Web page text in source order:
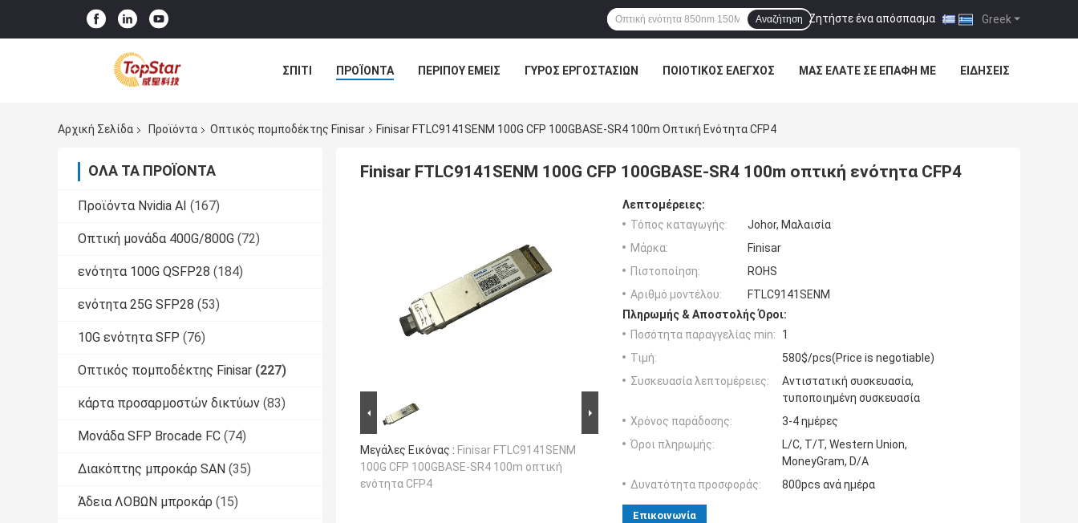
Greek
Ζητήστε ένα απόσπασμα |
Αναζήτηση
ΣΠΊΤΙ ΠΡΟΪΌΝΤΑ ΠΕΡΊΠΟΥ ΕΜΕΊΣ ΓΎΡΟΣ ΕΡΓΟΣΤΑΣΊΩΝ ΠΟΙΟΤΙΚΌΣ ΈΛΕΓΧΟΣ ΜΑΣ ΕΛΆΤΕ ΣΕ ΕΠΑΦΉ ΜΕ ΕΙΔΉΣΕΙΣ
Αρχική Σελίδα Προϊόντα Οπτικός πομποδέκτης Finisar Finisar FTLC9141SENM 100G CFP 100GBASE-SR4 100m Οπτική Ενότητα CFP4
ΌΛΑ ΤΑ ΠΡΟΪΌΝΤΑ
Προϊόντα Nvidia AI (167)
Οπτική μονάδα 400G/800G (72)
ενότητα 100G QSFP28 (184)
ενότητα 25G SFP28 (53)
10G ενότητα SFP (76)
Οπτικός πομποδέκτης Finisar (227)
κάρτα προσαρμοστών δικτύων (83)
Μονάδα SFP Brocade FC (74)
Διακόπτης μπροκάρ SAN (35)
Άδεια ΛΟΒΩΝ μπροκάρ (15)
Finisar FTLC9141SENM 100G CFP 100GBASE-SR4 100m οπτική ενότητα CFP4
Μεγάλες Εικόνας : Finisar FTLC9141SENM
100G CFP 100GBASE-SR4 100m οπτική
ενότητα CFP4
Λεπτομέρειες:
Τόπος καταγωγής:
Johor, Μαλαισία
Μάρκα:
Finisar
Πιστοποίηση:
ROHS
Αριθμό μοντέλου:
FTLC9141SENM
Πληρωμής & Αποστολής Όροι:
Ποσότητα παραγγελίας min:
1
Τιμή:
580$/pcs(Price is negotiable)
Συσκευασία λεπτομέρειες:
Αντιστατική συσκευασία,
τυποποιημένη συσκευασία
Χρόνος παράδοσης:
3-4 ημέρες
Όροι πληρωμής:
L/C, T/T, Western Union,
MoneyGram, D/A
Δυνατότητα προσφοράς:
800pcs ανά ημέρα
Επικοινωνία